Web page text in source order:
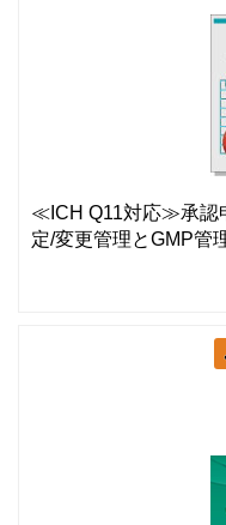
≪ICH Q11対応≫承認
定/変更管理とGMP管